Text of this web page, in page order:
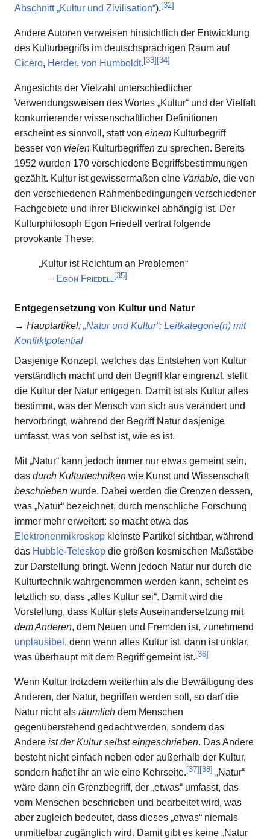
Abschnitt „Kultur und Zivilisation“). [32]
Andere Autoren verweisen hinsichtlich der Entwicklung
des Kulturbegriffs im deutschsprachigen Raum auf
Cicero, Herder, von Humboldt. [33] [34]
Angesichts der Vielzahl unterschiedlicher
Verwendungsweisen des Wortes „Kultur“ und der Vielfalt
konkurrierender wissenschaftlicher Definitionen
erscheint es sinnvoll, statt von einem Kulturbegriff
besser von vielen Kulturbegriffen zu sprechen. Bereits
1952 wurden 170 verschiedene Begriffsbestimmungen
gezählt. Kultur ist gewissermaßen eine Variable, die von
den verschiedenen Rahmenbedingungen verschiedener
Fachgebiete und ihrer Blickwinkel abhängig ist. Der
Kulturphilosoph Egon Friedell vertrat folgende
provokante These:
„Kultur ist Reichtum an Problemen“
– Egon Friedell [35]
Entgegensetzung von Kultur und Natur
→ Hauptartikel: „Natur und Kultur“: Leitkategorie(n) mit
Konfliktpotential
Dasjenige Konzept, welches das Entstehen von Kultur
verständlich macht und den Begriff klar eingrenzt, stellt
die Kultur der Natur entgegen. Damit ist als Kultur alles
bestimmt, was der Mensch von sich aus verändert und
hervorbringt, während der Begriff Natur dasjenige
umfasst, was von selbst ist, wie es ist.
Mit „Natur“ kann jedoch immer nur etwas gemeint sein,
das durch Kulturtechniken wie Kunst und Wissenschaft
beschrieben wurde. Dabei werden die Grenzen dessen,
was „Natur“ bezeichnet, durch menschliche Forschung
immer mehr erweitert: so macht etwa das
Elektronenmikroskop kleinste Partikel sichtbar, während
das Hubble-Teleskop die großen kosmischen Maßstäbe
zur Darstellung bringt. Wenn jedoch Natur nur durch die
Kulturtechnik wahrgenommen werden kann, scheint es
letztlich so, dass „alles Kultur sei“. Damit wird die
Vorstellung, dass Kultur stets Auseinandersetzung mit
dem Anderen, dem Neuen und Fremden ist, zunehmend
unplausibel , denn wenn alles Kultur ist, dann ist unklar,
was überhaupt mit dem Begriff gemeint ist. [36]
Wenn Kultur trotzdem weiterhin als die Bewältigung des
Anderen, der Natur, begriffen werden soll, so darf die
Natur nicht als räumlich dem Menschen
gegenüberstehend gedacht werden, sondern das
Andere ist der Kultur selbst eingeschrieben. Das Andere
besteht nicht einfach neben oder außerhalb der Kultur,
sondern haftet ihr an wie eine Kehrseite. [37] [38] „Natur“
wäre dann ein Grenzbegriff, der „etwas“ umfasst, das
vom Menschen beschrieben und bearbeitet wird, was
aber zugleich bedeutet, dass dieses „etwas“ niemals
unmittelbar zugänglich wird. Damit gibt es keine „Natur